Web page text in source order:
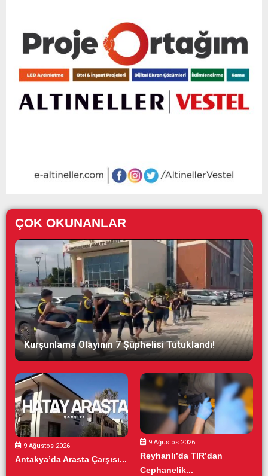
ÇOK OKUNANLAR
Kurşunlama Olayının 7 Şüphelisi Tutuklandı!
9 Ağustos 2026
Antakya’da Arasta Çarşısı...
9 Ağustos 2026
Reyhanlı’da TIR’dan
Cephanelik...